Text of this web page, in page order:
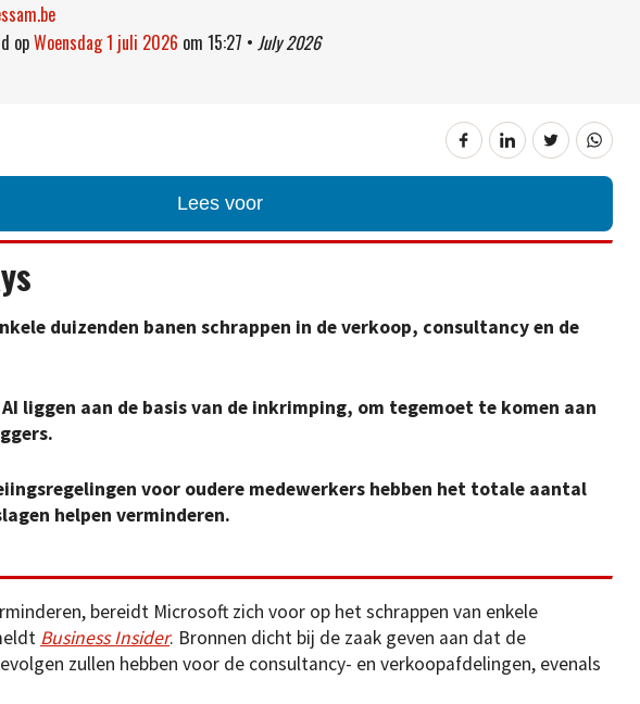
op woensdag 1 juli 2026 om 15:27 • July 2026
Lees voor
duizenden banen schrappen in de verkoop, consultancy en de
liggen aan de basis van de inkrimping, om tegemoet te komen aan
voor oudere medewerkers hebben het totale aantal
helpen verminderen.
bereidt Microsoft zich voor op het schrappen van enkele
Business Insider. Bronnen dicht bij de zaak geven aan dat de
zullen hebben voor de consultancy- en verkoopafdelingen, evenals